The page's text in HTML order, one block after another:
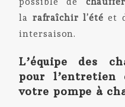
la rafraîchir l’étéet
intersaison.
L’équipe des
pour l’entretien
votre pompe à